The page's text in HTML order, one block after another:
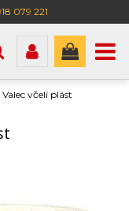
079 221
Valec včelí plást